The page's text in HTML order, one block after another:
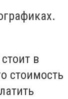
в
стоимость